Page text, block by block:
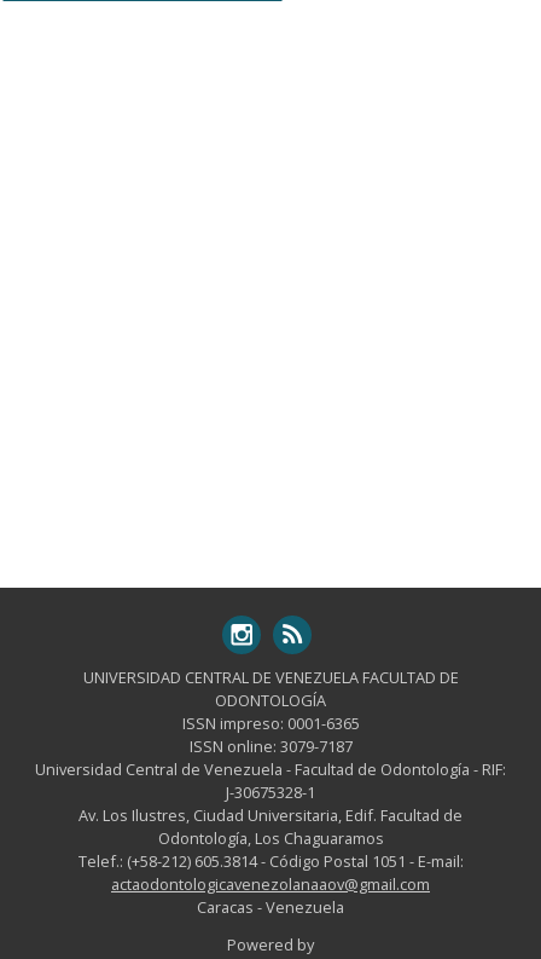
UNIVERSIDAD CENTRAL DE VENEZUELA FACULTAD DE
ODONTOLOGÍA
ISSN impreso: 0001-6365
ISSN online: 3079-7187
Universidad Central de Venezuela - Facultad de Odontología - RIF:
J-30675328-1
Av. Los Ilustres, Ciudad Universitaria, Edif. Facultad de
Odontología, Los Chaguaramos
Telef.: (+58-212) 605.3814 - Código Postal 1051 - E-mail:
actaodontologicavenezolanaaov@gmail.com
Caracas - Venezuela
Powered by